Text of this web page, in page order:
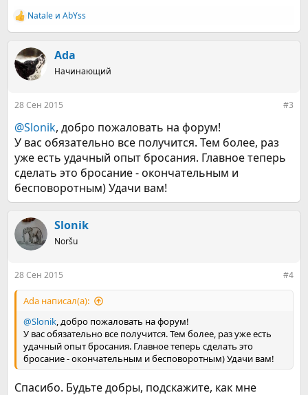
Р
е
к
ц
и
Natale и AbYss
Ada
Начинающий
28 Сен 2015 #3
@Slonik, добро пожаловать на форум!
У вас обязательно все получится. Тем более, раз
уже есть удачный опыт бросания. Главное теперь
сделать это бросание - окончательным и
бесповоротным) Удачи вам!
Slonik
Noršu
28 Сен 2015 #4
Ada написал(а):
@Slonik, добро пожаловать на форум!
У вас обязательно все получится. Тем более, раз уже есть
удачный опыт бросания. Главное теперь сделать это
бросание - окончательным и бесповоротным) Удачи вам!
Спасибо. Будьте добры, подскажите, как мне